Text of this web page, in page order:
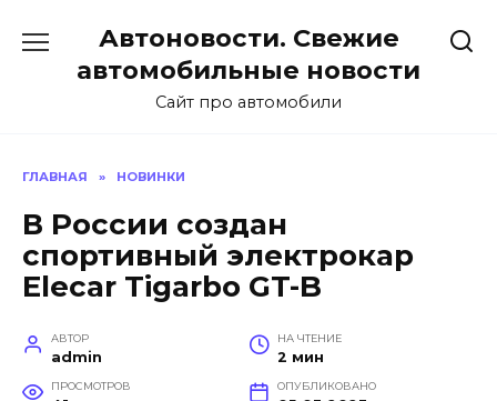
содержанию
Автоновости. Свежие
автомобильные новости
Сайт про автомобили
ГЛАВНАЯ » НОВИНКИ
В России создан
спортивный электрокар
Elecar Tigarbo GT-B
АВТОР
admin
НА ЧТЕНИЕ
2 мин
ПРОСМОТРОВ ОПУБЛИКОВАНО